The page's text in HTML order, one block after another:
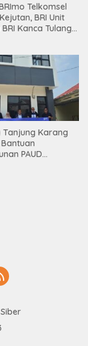
Telkomsel
BRI Unit
Kanca Tulang
Tanjung Karang
PAUD